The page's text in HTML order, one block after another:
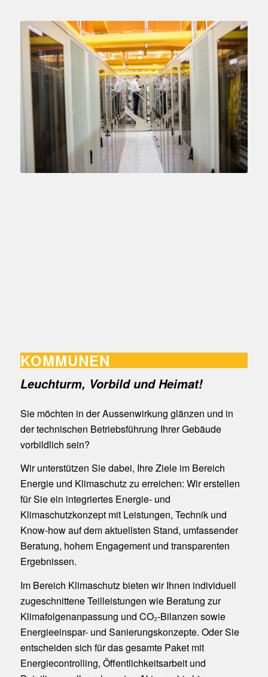
KOMMUNEN
Leuchturm, Vorbild und Heimat!
Sie möchten in der Aussenwirkung glänzen und in
der technischen Betriebsführung Ihrer Gebäude
vorbildlich sein?
Wir unterstützen Sie dabei, Ihre Ziele im Bereich
Energie und Klimaschutz zu erreichen: Wir erstellen
für Sie ein integriertes Energie- und
Klimaschutzkonzept mit Leistungen, Technik und
Know-how auf dem aktuellsten Stand, umfassender
Beratung, hohem Engagement und transparenten
Ergebnissen.
Im Bereich Klimaschutz bieten wir Ihnen individuell
zugeschnittene Teilleistungen wie Beratung zur
Klimafolgenanpassung und CO₂-Bilanzen sowie
Energieeinspar- und Sanierungskonzepte. Oder Sie
entscheiden sich für das gesamte Paket mit
Energiecontrolling, Öffentlichkeitsarbeit und